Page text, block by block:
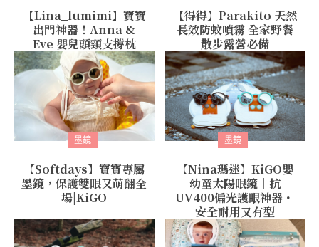
【Lina_lumimi】寶寶
出門神器！Anna &
Eve 嬰兒頭頸支撐枕
【得得】Parakito 天然
長效防蚊噴霧 全家野餐
散步露營必備
墨鏡
【Softdays】寶寶專屬
墨鏡，保護雙眼又萌翻全
場|KiGO
墨鏡
【Nina瑪迷】KiGO嬰
幼童太陽眼鏡｜抗
UV400偏光護眼神器・
安全耐用又有型